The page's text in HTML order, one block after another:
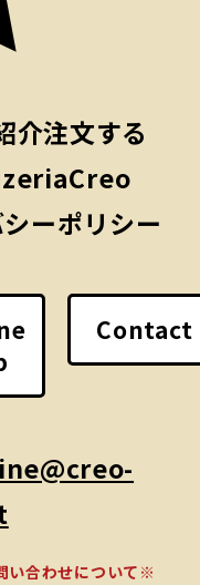
介注文する
ーポリシー
Contact
い合わせについて※